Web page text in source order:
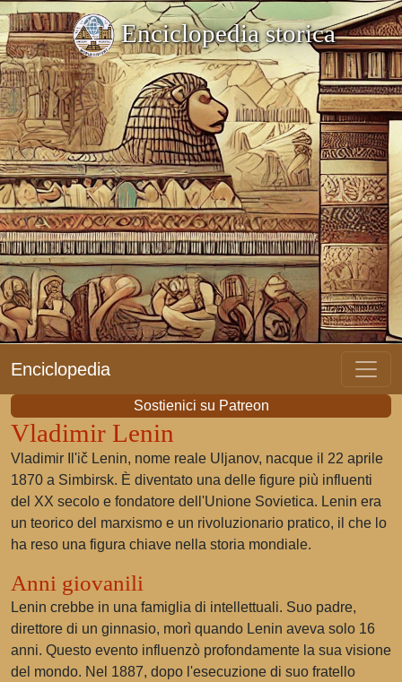
Enciclopedia storica
Enciclopedia
Sostienici su Patreon
Vladimir Lenin
Vladimir Il'ič Lenin, nome reale Uljanov, nacque il 22 aprile
1870 a Simbirsk. È diventato una delle figure più influenti
del XX secolo e fondatore dell'Unione Sovietica. Lenin era
un teorico del marxismo e un rivoluzionario pratico, il che lo
ha reso una figura chiave nella storia mondiale.
Anni giovanili
Lenin crebbe in una famiglia di intellettuali. Suo padre,
direttore di un ginnasio, morì quando Lenin aveva solo 16
anni. Questo evento influenzò profondamente la sua visione
del mondo. Nel 1887, dopo l'esecuzione di suo fratello